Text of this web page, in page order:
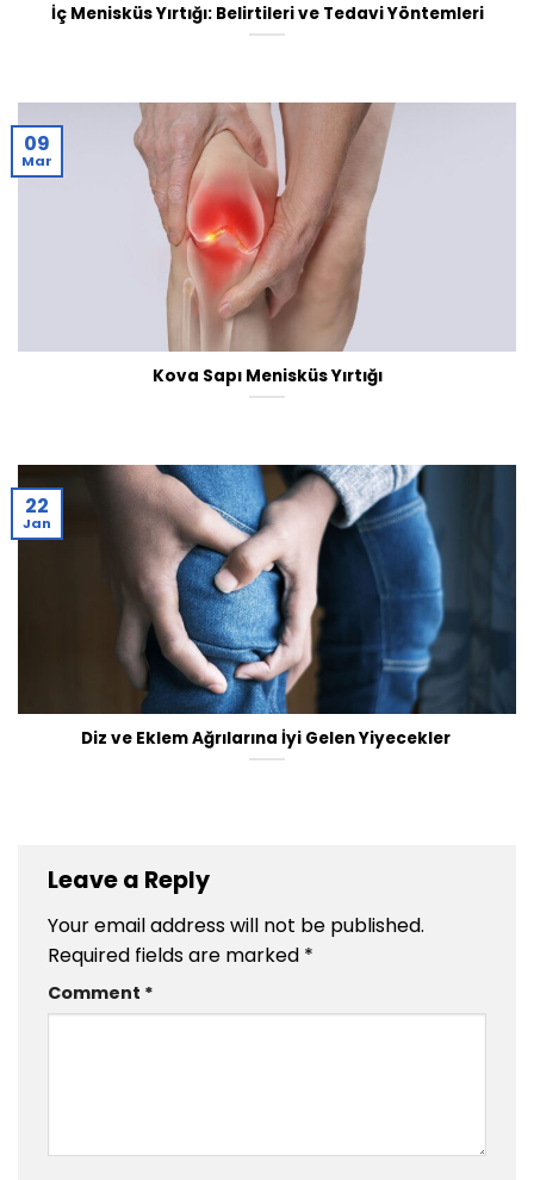
İç Menisküs Yırtığı: Belirtileri ve Tedavi Yöntemleri
Kova Sapı Menisküs Yırtığı
09
Mar
Diz ve Eklem Ağrılarına İyi Gelen Yiyecekler
22
Jan
Leave a Reply
Your email address will not be published.
Required fields are marked *
Comment *